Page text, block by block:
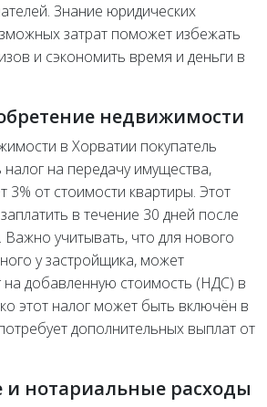
Знание юридических
затрат поможет избежать
и сэкономить время и деньги в
недвижимости
в Хорватии покупатель
налог на передачу имущества,
3% от стоимости квартиры. Этот
в течение 30 дней после
Важно учитывать, что для нового
у застройщика, может
на добавленную стоимость (НДС) в
этот налог может быть включён в
дополнительных выплат от
нотариальные расходы